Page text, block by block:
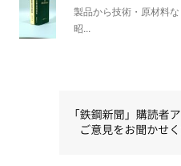
製品から技術・原材料
昭...